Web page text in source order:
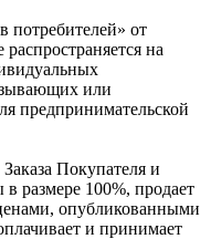
потребителей» от
на
или
предпринимательской
Покупателя и
размере 100%, продает
опубликованными
и принимает